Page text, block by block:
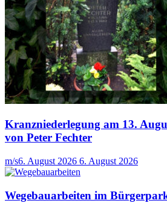
Kranzniederlegung am 13.
von Peter Fechter
m/s6. August 2026 6. August 2026
Wegebauarbeiten im